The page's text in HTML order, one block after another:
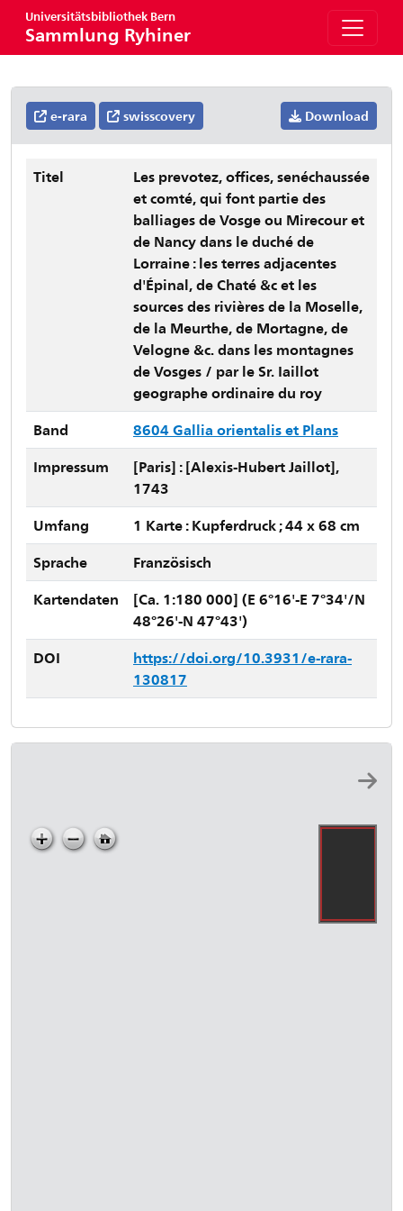
Universitätsbibliothek Bern
Sammlung Ryhiner
e-rara swisscovery Download
Titel
Les prevotez, offices, senéchaussée
et comté, qui font partie des
balliages de Vosge ou Mirecour et
de Nancy dans le duché de
Lorraine : les terres adjacentes
d'Épinal, de Chaté &c et les
sources des rivières de la Moselle,
de la Meurthe, de Mortagne, de
Velogne &c. dans les montagnes
de Vosges / par le Sr. Iaillot
geographe ordinaire du roy
Band
8604 Gallia orientalis et Plans
Impressum
[Paris] : [Alexis-Hubert Jaillot],
1743
Umfang
1 Karte : Kupferdruck ; 44 x 68 cm
Sprache
Französisch
Kartendaten
[Ca. 1:180 000] (E 6°16'-E 7°34'/N
48°26'-N 47°43')
DOI
https://doi.org/10.3931/e-rara-
130817